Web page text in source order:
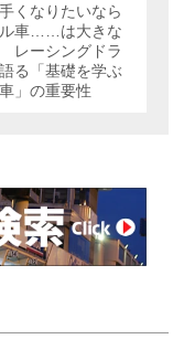
くなりたいなら
ル車……は大きな
レーシングドラ
る「基礎を学ぶ
」の重要性